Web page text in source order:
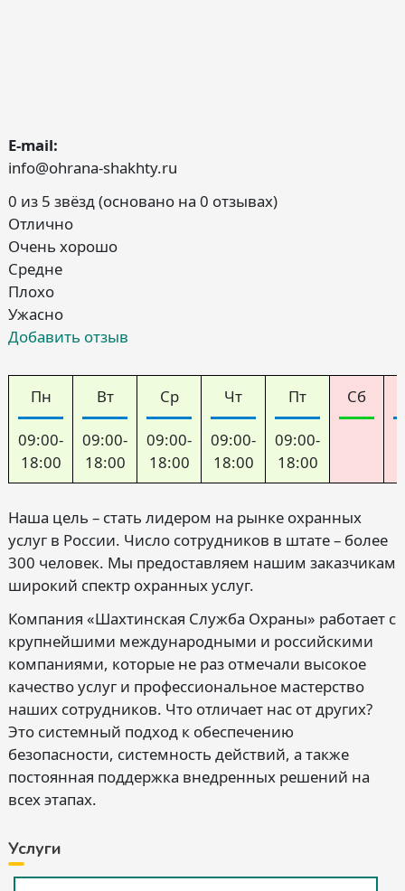
E-mail:
info@ohrana-shakhty.ru
0 из 5 звёзд (основано на 0 отзывах)
Отлично
Очень хорошо
Средне
Плохо
Ужасно
Добавить отзыв
Пн
09:00-
18:00
Вт
09:00-
18:00
Ср
09:00-
18:00
Чт
09:00-
18:00
Пт
09:00-
18:00
Сб
Наша цель – стать лидером на рынке охранных
услуг в России. Число сотрудников в штате – более
300 человек. Мы предоставляем нашим заказчикам
широкий спектр охранных услуг.
Компания «Шахтинская Служба Охраны» работает с
крупнейшими международными и российскими
компаниями, которые не раз отмечали высокое
качество услуг и профессиональное мастерство
наших сотрудников. Что отличает нас от других?
Это системный подход к обеспечению
безопасности, системность действий, а также
постоянная поддержка внедренных решений на
всех этапах.
Услуги